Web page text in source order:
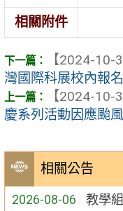
相關公告
2026-08-06 教學組
相關附件
【2024-10-
灣國際科展校內報
【2024-10-
慶系列活動因應颱